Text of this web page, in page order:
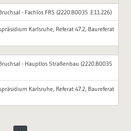
- Fachlos FRS (2220.B0035 .E11.226)
Karlsruhe, Referat 47.2, Baureferat
- Hauptlos Straßenbau (2220.B0035
Karlsruhe, Referat 47.2, Baureferat